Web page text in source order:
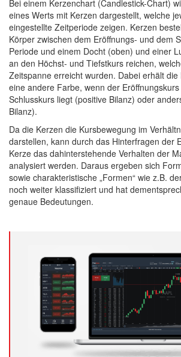
Bei einem Kerzenchart (Candlestick-Chart)
eines Werts mit Kerzen dargestellt, welche
eingestellte Zeitperiode zeigen. Kerzen
Körper zwischen dem Eröffnungs- und dem
Periode und einem Docht (oben) und einer
an den Höchst- und Tiefstkurs reichen,
Zeitspanne erreicht wurden. Dabei erhält die
eine andere Farbe, wenn der
Schlusskurs liegt (positive Bilanz) oder
Bilanz).
Da die Kerzen die Kursbewegung im
darstellen, kann durch das Hinterfragen der
Kerze das dahinterstehende Verhalten der
analysiert werden. Daraus ergeben sich
sowie charakteristische „Formen“ wie z.B.
noch weiter klassifiziert und hat
genaue Bedeutungen.